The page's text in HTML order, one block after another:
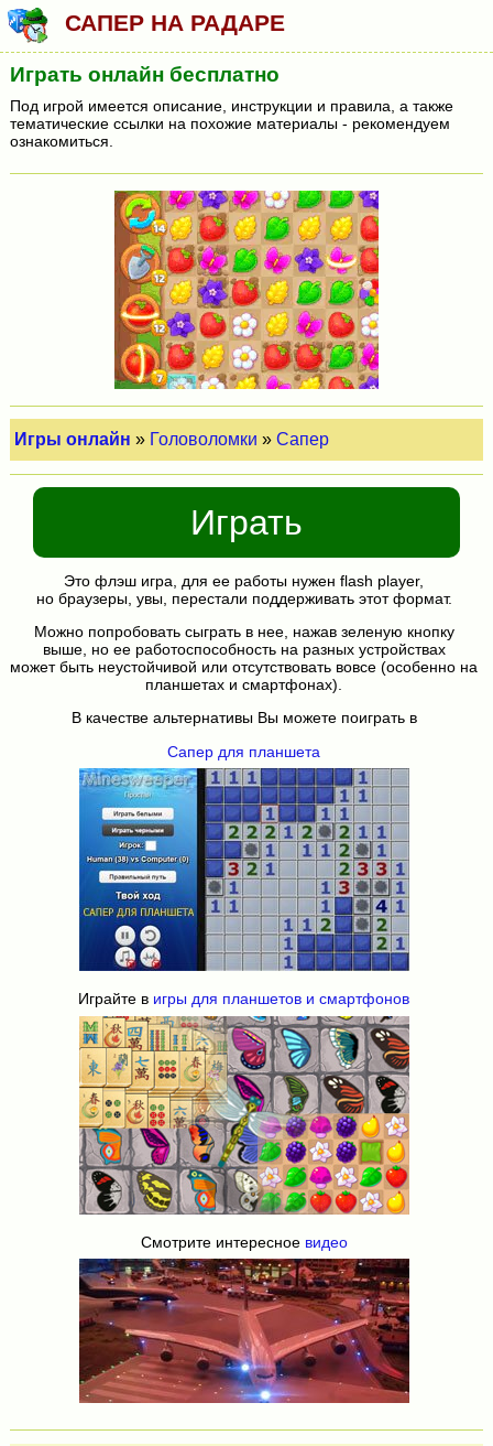
САПЕР НА РАДАРЕ
Играть онлайн бесплатно
Под игрой имеется описание, инструкции и правила, а также
тематические ссылки на похожие материалы - рекомендуем
ознакомиться.
Игры онлайн » Головоломки »Сапер
Играть
Это флэш игра, для ее работы нужен flash player,
но браузеры, увы, перестали поддерживать этот формат.
Можно попробовать сыграть в нее, нажав зеленую кнопку
выше, но ее работоспособность на разных устройствах
может быть неустойчивой или отсутствовать вовсе (особенно на
планшетах и смартфонах).
В качестве альтернативы Вы можете поиграть в
Сапер для планшета
Играйте в игры для планшетов и смартфонов
Смотрите интересное видео